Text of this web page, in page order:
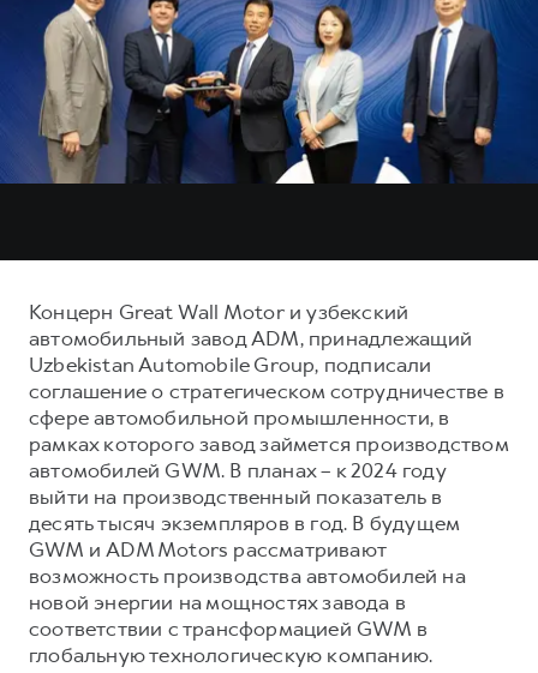
DARGO
от 3 199 000 ₽
DARGO X
от 3 499 000 ₽
от 2 899 000 ₽ от 3 599 000 ₽
POER
от 3 449 000 ₽
Тест-драйв
Трейд-ин
КРЕДИТ И СТРАХОВАНИЕ
КОРПОРАТИВНЫМ КЛИЕНТАМ
Для малого бизнеса
Корпоративным клиентам
Крупным корпоративным клиентам
Система управления автопарком
Сервис для корпоративных клиентов
HAVAL Лизинг
АКСЕССУАРЫ HAVAL
СЕРВИСНОЕ ОБСЛУЖИВАНИЕ
Нулевое ТО
Программа «Помощь на дороге»
Регламенты технического обслуживания
ПОДДЕРЖКА
GWM Безопасность
Гарантия HAVAL
Мобильное приложение GWM
Программа «HAVAL Защита+»
Руководства по эксплуатации
Подписки
АКСЕССУАРЫ HAVAL
Автомобильные аксессуары
Коллекция CITY
О дилере
Наша команда
Контакты
Концерн Great Wall Motor и узбекский
автомобильный завод ADM, принадлежащий
Uzbekistan Automobile Group, подписали
соглашение о стратегическом сотрудничестве в
сфере автомобильной промышленности, в
рамках которого завод займется производством
автомобилей GWM. В планах – к 2024 году
выйти на производственный показатель в
десять тысяч экземпляров в год. В будущем
GWM и ADM Motors рассматривают
возможность производства автомобилей на
новой энергии на мощностях завода в
соответствии с трансформацией GWM в
глобальную технологическую компанию.